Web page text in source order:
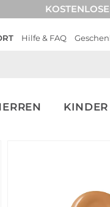
Hilfe & FAQ
KINDER